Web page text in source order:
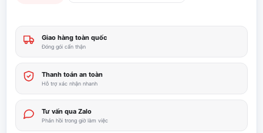
Giao hàng toàn quốc
Đóng gói cẩn thận
Thanh toán an toàn
Hỗ trợ xác nhận nhanh
Tư vấn qua Zalo
Phản hồi trong giờ làm việc